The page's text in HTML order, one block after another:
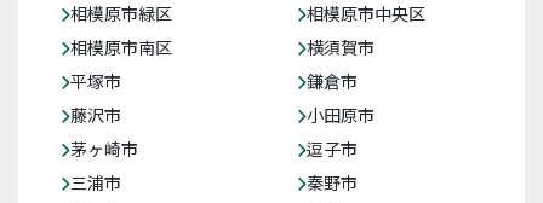
相模原市緑区
相模原市中央区
相模原市南区
横須賀市
平塚市
鎌倉市
藤沢市
小田原市
茅ヶ崎市
逗子市
三浦市
秦野市